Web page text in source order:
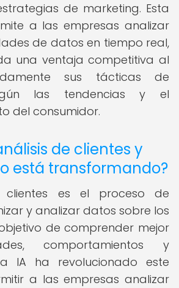
de marketing. Esta
a las empresas analizar
de datos en tiempo real,
una ventaja competitiva al
sus tácticas de
las tendencias y el
del consumidor.
de clientes y
está transformando?
clientes es el proceso de
y analizar datos sobre los
de comprender mejor
comportamientos y
IA ha revolucionado este
a las empresas analizar